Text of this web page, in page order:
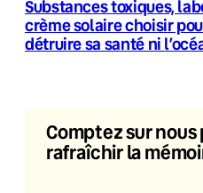
Substances toxiques,
crème solaire choisir
détruire sa santé ni
Comptez sur nous
rafraîchir la